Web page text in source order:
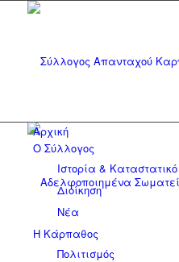
Αρχική
Ο Σύλλογος
Ιστορία & Καταστατικό
Διοίκηση
Νέα
Η Κάρπαθος
Πολιτισμός